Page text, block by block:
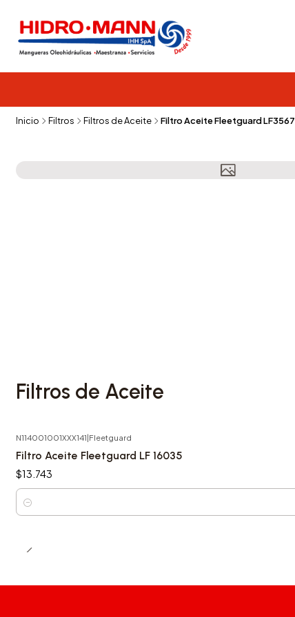
Inicio Filtros Filtros de Aceite Filtro Aceite Fleetguard LF3567
Filtros de Aceite
N114001001XXX141|Fleetguard
Filtro Aceite Fleetguard LF 16035
$13.743
Cantidad